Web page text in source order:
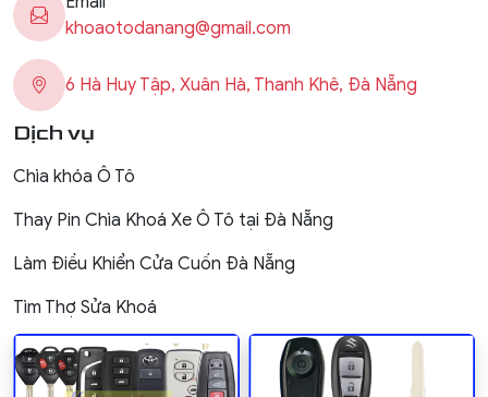
khoaotodanang@gmail.com
6 Hà Huy Tập, Xuân Hà, Thanh Khê, Đà Nẵng
Dịch vụ
Chìa khóa Ô Tô
Thay Pin Chìa Khoá Xe Ô Tô tại Đà Nẵng
Làm Điều Khiển Cửa Cuốn Đà Nẵng
Tìm Thợ Sửa Khoá